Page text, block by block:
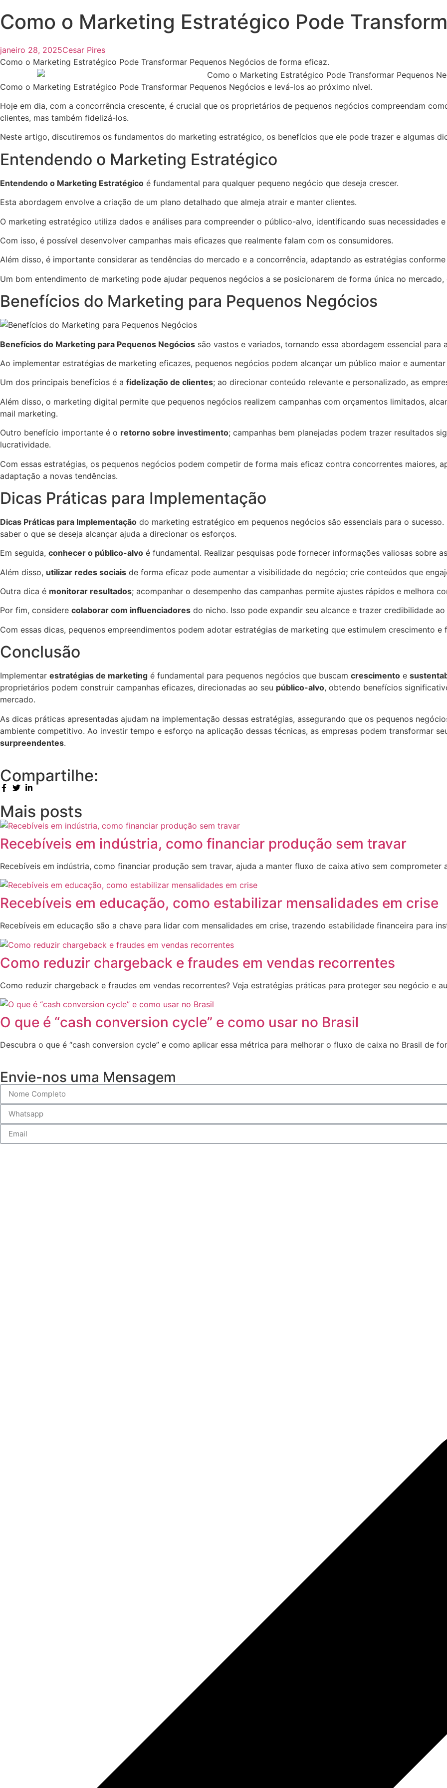
Como o Marketing Estratégico Pode
janeiro 28, 2025Cesar Pires
Como o Marketing Estratégico Pode Transformar Pequenos Negócios de forma eficaz.
Como o Marketing Estratégico Pode Transformar Pequenos Negócios e levá-los ao próximo nível.
Hoje em dia, com a concorrência crescente, é crucial que os proprietários de pequenos negócios compreendam
clientes, mas também fidelizá-los.
Neste artigo, discutiremos os fundamentos do marketing estratégico, os benefícios que ele pode trazer e algumas
Entendendo o Marketing Estratégico
Entendendo o Marketing Estratégico é fundamental para qualquer pequeno negócio que deseja crescer.
Esta abordagem envolve a criação de um plano detalhado que almeja atrair e manter clientes.
O marketing estratégico utiliza dados e análises para compreender o público-alvo, identificando suas necessidades
Com isso, é possível desenvolver campanhas mais eficazes que realmente falam com os consumidores.
Além disso, é importante considerar as tendências do mercado e a concorrência, adaptando as estratégias conforme
Um bom entendimento de marketing pode ajudar pequenos negócios a se posicionarem de forma única no
Benefícios do Marketing para Pequenos Negócios
Benefícios do Marketing para Pequenos Negócios são vastos e variados, tornando essa abordagem essencial para
Ao implementar estratégias de marketing eficazes, pequenos negócios podem alcançar um público maior e
Um dos principais benefícios é a fidelização de clientes; ao direcionar conteúdo relevante e personalizado, as
Além disso, o marketing digital permite que pequenos negócios realizem campanhas com orçamentos limitados,
mail marketing.
Outro benefício importante é o retorno sobre investimento; campanhas bem planejadas podem trazer resultados
lucratividade.
Com essas estratégias, os pequenos negócios podem competir de forma mais eficaz contra concorrentes maiores,
adaptação a novas tendências.
Dicas Práticas para Implementação
Dicas Práticas para Implementação do marketing estratégico em pequenos negócios são essenciais para o
saber o que se deseja alcançar ajuda a direcionar os esforços.
Em seguida, conhecer o público-alvo é fundamental. Realizar pesquisas pode fornecer informações valiosas sobre
Além disso, utilizar redes sociais de forma eficaz pode aumentar a visibilidade do negócio; crie conteúdos que
Outra dica é monitorar resultados; acompanhar o desempenho das campanhas permite ajustes rápidos e melhora
Por fim, considere colaborar com influenciadores do nicho. Isso pode expandir seu alcance e trazer credibilidade
Com essas dicas, pequenos empreendimentos podem adotar estratégias de marketing que estimulem crescimento
Conclusão
Implementar estratégias de marketing é fundamental para pequenos negócios que buscam crescimento e
proprietários podem construir campanhas eficazes, direcionadas ao seu público-alvo, obtendo benefícios
mercado.
As dicas práticas apresentadas ajudam na implementação dessas estratégias, assegurando que os pequenos
ambiente competitivo. Ao investir tempo e esforço na aplicação dessas técnicas, as empresas podem transformar
surpreendentes.
Compartilhe:
Mais posts
Recebíveis em indústria, como financiar produção sem travar
Recebíveis em indústria, como financiar produção sem travar, ajuda a manter fluxo de caixa ativo sem comprometer
Recebíveis em educação, como estabilizar mensalidades em crise
Recebíveis em educação são a chave para lidar com mensalidades em crise, trazendo estabilidade financeira para
Como reduzir chargeback e fraudes em vendas recorrentes
Como reduzir chargeback e fraudes em vendas recorrentes? Veja estratégias práticas para proteger seu negócio e
O que é “cash conversion cycle” e como usar no Brasil
Descubra o que é “cash conversion cycle” e como aplicar essa métrica para melhorar o fluxo de caixa no Brasil de
Envie-nos uma Mensagem